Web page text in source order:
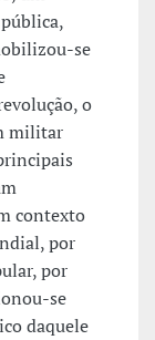
se
o
militar
contexto
por
por
se
daquele